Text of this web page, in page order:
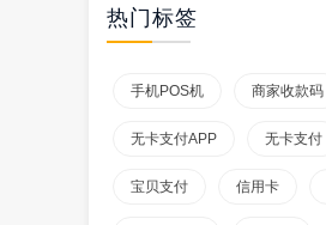
热门标签
手机POS机 商家收款码
无卡支付APP 无卡支付
宝贝支付 信用卡